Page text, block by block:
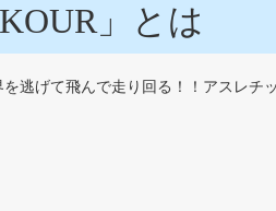
」とは
逃げて飛んで走り回る！！アスレチ